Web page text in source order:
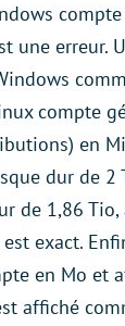
une erreur.
compte
en
dur de 2
de 1,86 Tio,
exact.
en Mo et
affiché